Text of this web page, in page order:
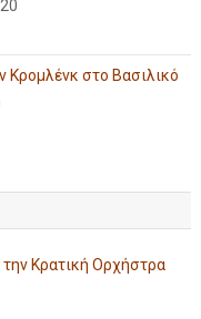
Κρομλένκ στο Βασιλικό
την Κρατική Ορχήστρα